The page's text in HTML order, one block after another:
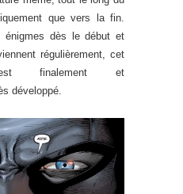
que vers la fin.
énigmes dès le début et
régulièrement, cet
finalement et
développé.